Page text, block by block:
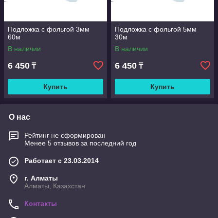
Подложка с фольгой 3мм
60м
В наличии
6 450 ₸
Купить
Подложка с фольгой 5мм
30м
В наличии
6 450 ₸
Купить
О нас
Рейтинг не сформирован
Менее 5 отзывов за последний год
Работает с 23.03.2014
г. Алматы
Алматы, Казахстан
Контакты